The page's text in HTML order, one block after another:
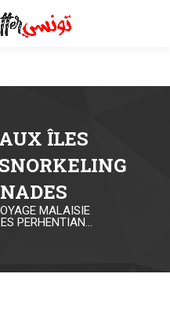
ÎLES
MALAISIE
PERHENTIAN…